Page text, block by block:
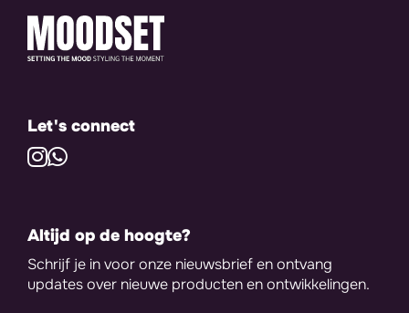
Let's connect
Altijd op de hoogte?
Schrijf je in voor onze nieuwsbrief en ontvang
updates over nieuwe producten en ontwikkelingen.